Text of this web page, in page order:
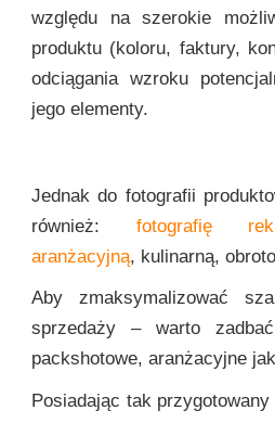
względu na szerokie
produktu (koloru, faktury,
odciągania wzroku
jego elementy.
Jednak do fotografii
również: fotografię
aranżacyjną, kulinarną,
Aby zmaksymalizować
sprzedaży – warto
packshotowe, aranżacyjne
Posiadając tak